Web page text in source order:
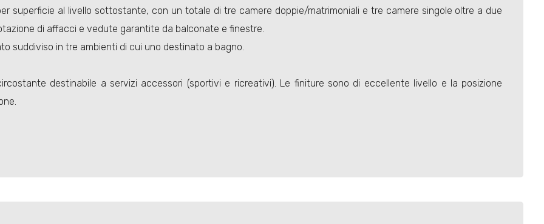
superficie al livello sottostante, con un totale di tre camere doppie/matrimoniali e tre camere singole oltre a due
di affacci e vedute garantite da balconate e finestre.
suddiviso in tre ambienti di cui uno destinato a bagno.
destinabile a servizi accessori (sportivi e ricreativi). Le finiture sono di eccellente livello e la posizione